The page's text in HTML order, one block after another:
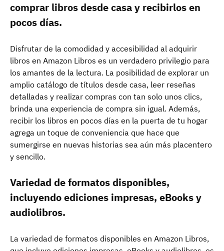
comprar libros desde casa y recibirlos en
pocos días.
Disfrutar de la comodidad y accesibilidad al adquirir
libros en Amazon Libros es un verdadero privilegio para
los amantes de la lectura. La posibilidad de explorar un
amplio catálogo de títulos desde casa, leer reseñas
detalladas y realizar compras con tan solo unos clics,
brinda una experiencia de compra sin igual. Además,
recibir los libros en pocos días en la puerta de tu hogar
agrega un toque de conveniencia que hace que
sumergirse en nuevas historias sea aún más placentero
y sencillo.
Variedad de formatos disponibles,
incluyendo ediciones impresas, eBooks y
audiolibros.
La variedad de formatos disponibles en Amazon Libros,